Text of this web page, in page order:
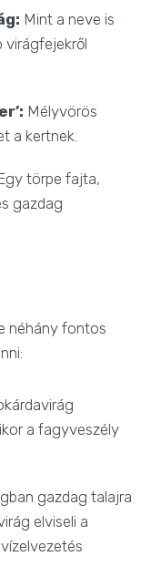
Mint a neve is
virágfejekről
Mélyvörös
a kertnek.
törpe fajta,
gazdag
néhány fontos
a fagyveszély
gazdag talajra
elviseli a